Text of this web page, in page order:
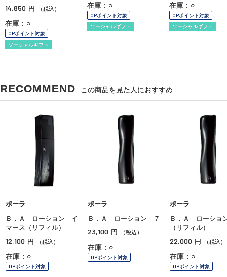
14,850 円 （税込）
在庫：○
OPポイント対象
ソーシャルギフト
在庫：○
OPポイント対象
ソーシャルギフト
在庫：○
OPポイント対象
ソーシャルギフト
RECOMMEND この商品を見た人におすすめ
ポーラ
Ｂ．Ａ ローション イ
マース（リフィル）
12,100 円 （税込）
在庫：○
OPポイント対象
ポーラ
Ｂ．Ａ ローション ７
23,100 円 （税込）
在庫：○
OPポイント対象
ポーラ
Ｂ．Ａ ローショ
（リフィル）
22,000 円 （税込）
在庫：○
OPポイント対象